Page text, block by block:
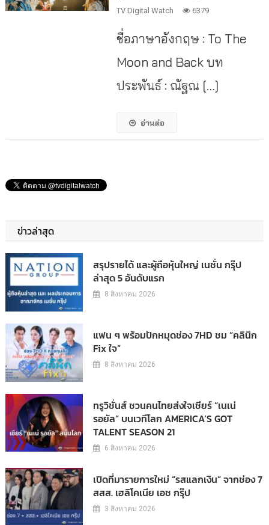
TV Digital Watch
6379
ชื่อภาษาอังกฤษ : To The
Moon and Back บท
ประพันธ์ : ณัฐณ […]
อ่านต่อ
ข่าวล่าสุด
สรุปรายได้ และผู้ถือหุ้นใหญ่ เนชั่น กรุ๊ป
ล่าสุด 5 อันดับแรก
8 สิงหาคม 2026
แฟน ๆ พร้อมปักหมุดช่อง 7HD ชม “คลินิก
Fix ใจ”
8 สิงหาคม 2026
ทรูวิชั่นส์ ชวนคนไทยส่งใจเชียร์ “เนเน่
รอยัล” บนเวทีโลก AMERICA’S GOT
TALENT SEASON 21
6 สิงหาคม 2026
เปิดที่มารายการใหม่ “รสแลกเงิน” จากช่อง 7
สสส. เฮลิโคเนีย เอช กรุ๊ป
3 สิงหาคม 2026